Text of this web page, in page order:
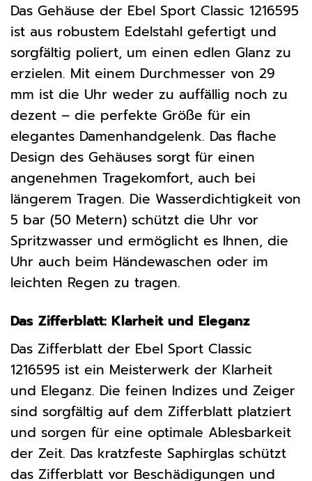
Das Gehäuse der Ebel Sport Classic 1216595
ist aus robustem Edelstahl gefertigt und
sorgfältig poliert, um einen edlen Glanz zu
erzielen. Mit einem Durchmesser von 29
mm ist die Uhr weder zu auffällig noch zu
dezent – die perfekte Größe für ein
elegantes Damenhandgelenk. Das flache
Design des Gehäuses sorgt für einen
angenehmen Tragekomfort, auch bei
längerem Tragen. Die Wasserdichtigkeit von
5 bar (50 Metern) schützt die Uhr vor
Spritzwasser und ermöglicht es Ihnen, die
Uhr auch beim Händewaschen oder im
leichten Regen zu tragen.
Das Zifferblatt: Klarheit und Eleganz
Das Zifferblatt der Ebel Sport Classic
1216595 ist ein Meisterwerk der Klarheit
und Eleganz. Die feinen Indizes und Zeiger
sind sorgfältig auf dem Zifferblatt platziert
und sorgen für eine optimale Ablesbarkeit
der Zeit. Das kratzfeste Saphirglas schützt
das Zifferblatt vor Beschädigungen und